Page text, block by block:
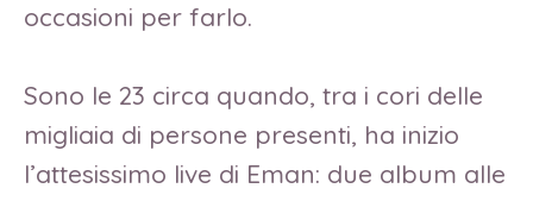
occasioni per farlo.
Sono le 23 circa quando, tra i cori delle
migliaia di persone presenti, ha inizio
l’attesissimo live di Eman: due album alle